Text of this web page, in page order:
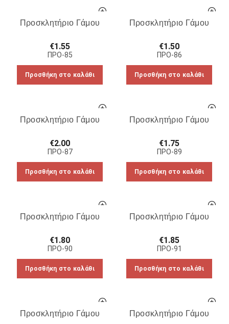
Προσκλητήριο Γάμου
€1.55
ΠΡΟ-85
Προσθήκη στο καλάθι
Προσκλητήριο Γάμου
€1.50
ΠΡΟ-86
Προσθήκη στο καλάθι
Προσκλητήριο Γάμου
€2.00
ΠΡΟ-87
Προσθήκη στο καλάθι
Προσκλητήριο Γάμου
€1.75
ΠΡΟ-89
Προσθήκη στο καλάθι
Προσκλητήριο Γάμου
€1.80
ΠΡΟ-90
Προσθήκη στο καλάθι
Προσκλητήριο Γάμου
€1.85
ΠΡΟ-91
Προσθήκη στο καλάθι
Προσκλητήριο Γάμου Προσκλητήριο Γάμου